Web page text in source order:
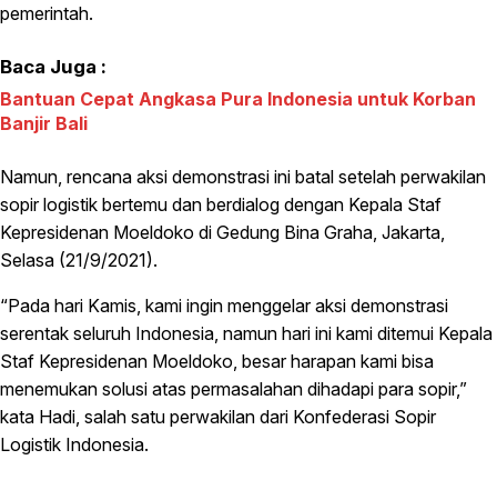
pemerintah.
Baca Juga :
Bantuan Cepat Angkasa Pura Indonesia untuk Korban
Banjir Bali
Namun, rencana aksi demonstrasi ini batal setelah perwakilan
sopir logistik bertemu dan berdialog dengan Kepala Staf
Kepresidenan Moeldoko di Gedung Bina Graha, Jakarta,
Selasa (21/9/2021).
“Pada hari Kamis, kami ingin menggelar aksi demonstrasi
serentak seluruh Indonesia, namun hari ini kami ditemui Kepala
Staf Kepresidenan Moeldoko, besar harapan kami bisa
menemukan solusi atas permasalahan dihadapi para sopir,”
kata Hadi, salah satu perwakilan dari Konfederasi Sopir
Logistik Indonesia.